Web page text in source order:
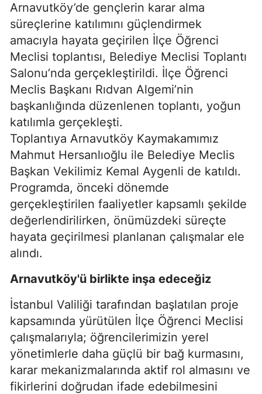
Arnavutköy’de gençlerin karar alma
süreçlerine katılımını güçlendirmek
amacıyla hayata geçirilen İlçe Öğrenci
Meclisi toplantısı, Belediye Meclisi Toplantı
Salonu’nda gerçekleştirildi. İlçe Öğrenci
Meclis Başkanı Rıdvan Algemi’nin
başkanlığında düzenlenen toplantı, yoğun
katılımla gerçekleşti.
Toplantıya Arnavutköy Kaymakamımız
Mahmut Hersanlıoğlu ile Belediye Meclis
Başkan Vekilimiz Kemal Aygenli de katıldı.
Programda, önceki dönemde
gerçekleştirilen faaliyetler kapsamlı şekilde
değerlendirilirken, önümüzdeki süreçte
hayata geçirilmesi planlanan çalışmalar ele
alındı.
Arnavutköy'ü birlikte inşa edeceğiz
İstanbul Valiliği tarafından başlatılan proje
kapsamında yürütülen İlçe Öğrenci Meclisi
çalışmalarıyla; öğrencilerimizin yerel
yönetimlerle daha güçlü bir bağ kurmasını,
karar mekanizmalarında aktif rol almasını ve
fikirlerini doğrudan ifade edebilmesini